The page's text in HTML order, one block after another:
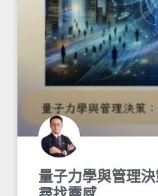
量子力學與管理